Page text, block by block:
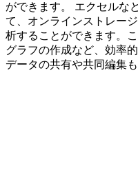
ができます。 エクセルな
て、オンラインストレー
析することができます。
グラフの作成など、効率
データの共有や共同編集